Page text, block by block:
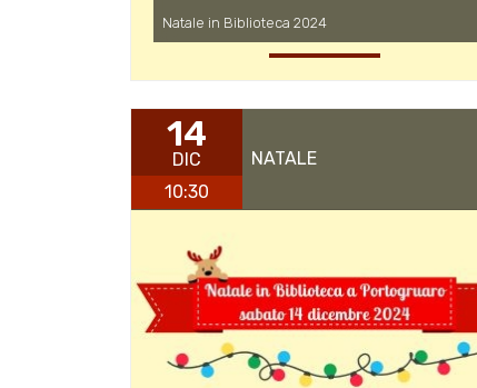
Natale in Biblioteca 2024
14
DIC
10:30
NATALE